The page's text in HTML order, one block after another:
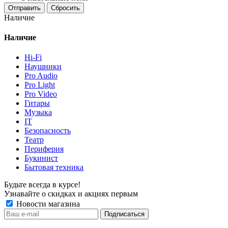
Отправить Сбросить
Наличие
Наличие
Hi-Fi
Наушники
Pro Audio
Pro Light
Pro Video
Гитары
Музыка
IT
Безопасность
Театр
Периферия
Букинист
Бытовая техника
Будьте всегда в курсе!
Узнавайте о скидках и акциях первым
Новости магазина